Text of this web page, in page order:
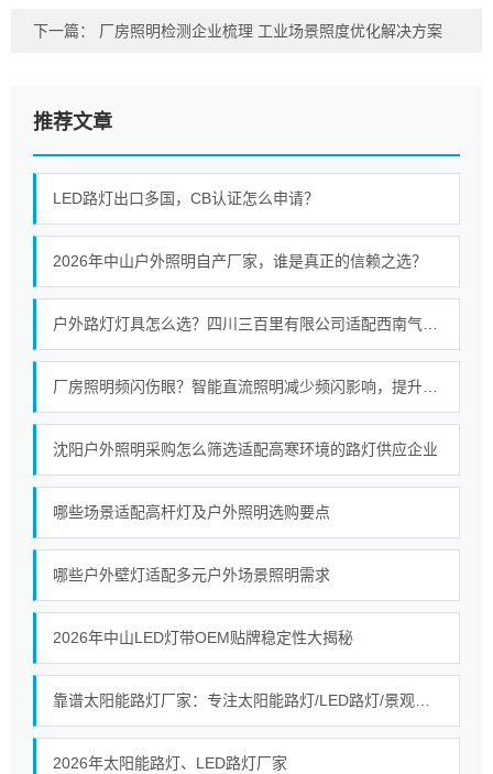
下一篇： 厂房照明检测企业梳理 工业场景照度优化解决方案
推荐文章
LED路灯出口多国，CB认证怎么申请？
2026年中山户外照明自产厂家，谁是真正的信赖之选？
沈阳户外照明采购怎么筛选适配高寒环境的路灯供应企业
哪些场景适配高杆灯及户外照明选购要点
哪些户外壁灯适配多元户外场景照明需求
2026年中山LED灯带OEM贴牌稳定性大揭秘
2026年太阳能路灯、LED路灯厂家